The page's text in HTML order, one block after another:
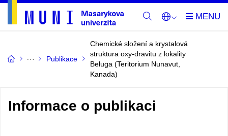
Publikace
Chemické složení a krystalová
struktura oxy-dravitu z lokality
Beluga (Teritorium Nunavut,
Kanada)
Informace o publikaci